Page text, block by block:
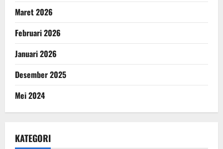
Maret 2026
Februari 2026
Januari 2026
Desember 2025
Mei 2024
KATEGORI